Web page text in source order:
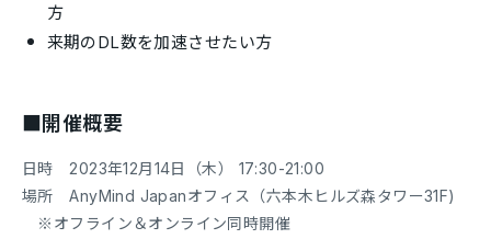
方
来期のDL数を加速させたい方
■開催概要
日時 2023年12月14日（木） 17:30-21:00
場所 AnyMind Japanオフィス（六本木ヒルズ森タワー31F)
※オフライン＆オンライン同時開催